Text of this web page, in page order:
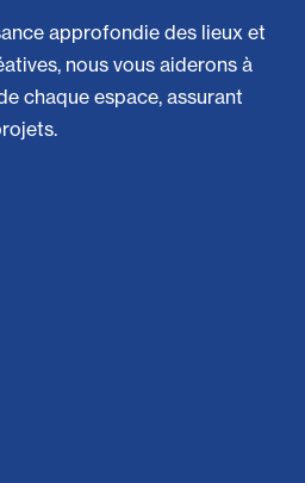
approfondie des lieux et
nous vous aiderons à
chaque espace, assurant